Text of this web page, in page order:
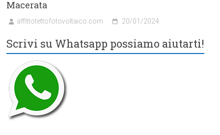
Macerata
affittotettofotovoltaico.com 20/01/2024
Scrivi su Whatsapp possiamo aiutarti!